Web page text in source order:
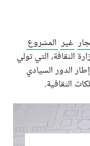
غير المشروع
الثقافة، التي تولي
الدور السيادي
الثقافية.